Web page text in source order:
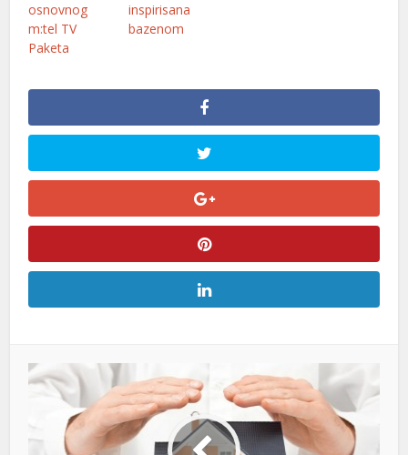
osnovnog
m:tel TV
Paketa
inspirisana
bazenom